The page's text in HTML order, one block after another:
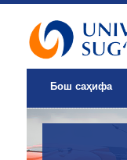
Бош саҳифа